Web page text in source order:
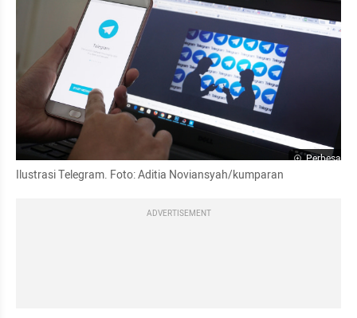
Perbesar
Ilustrasi Telegram. Foto: Aditia Noviansyah/kumparan
ADVERTISEMENT